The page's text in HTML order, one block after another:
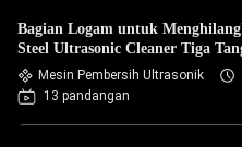
Bagian Logam untuk
Steel Ultrasonic Cleaner Tiga
Mesin Pembersih Ultrasonik
13 pandangan